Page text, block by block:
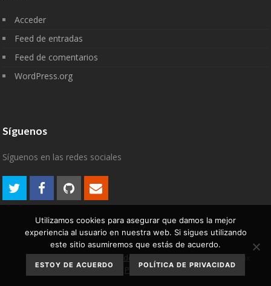
Acceder
Feed de entradas
Feed de comentarios
WordPress.org
Síguenos
Síguenos en las redes sociales
2007-2022 © algodelinux
Aviso Legal
Política de
privacidad
Política de cookies
Utilizamos cookies para asegurar que damos la mejor
experiencia al usuario en nuestra web. Si sigues utilizando
este sitio asumiremos que estás de acuerdo.
ESTOY DE ACUERDO POLÍTICA DE PRIVACIDAD